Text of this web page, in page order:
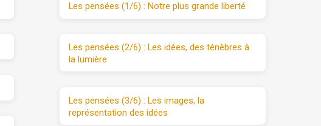
Les pensées (1/6) : Notre plus grande liberté
Les pensées (2/6) : Les idées, des ténèbres à
la lumière
Les pensées (3/6) : Les images, la
représentation des idées